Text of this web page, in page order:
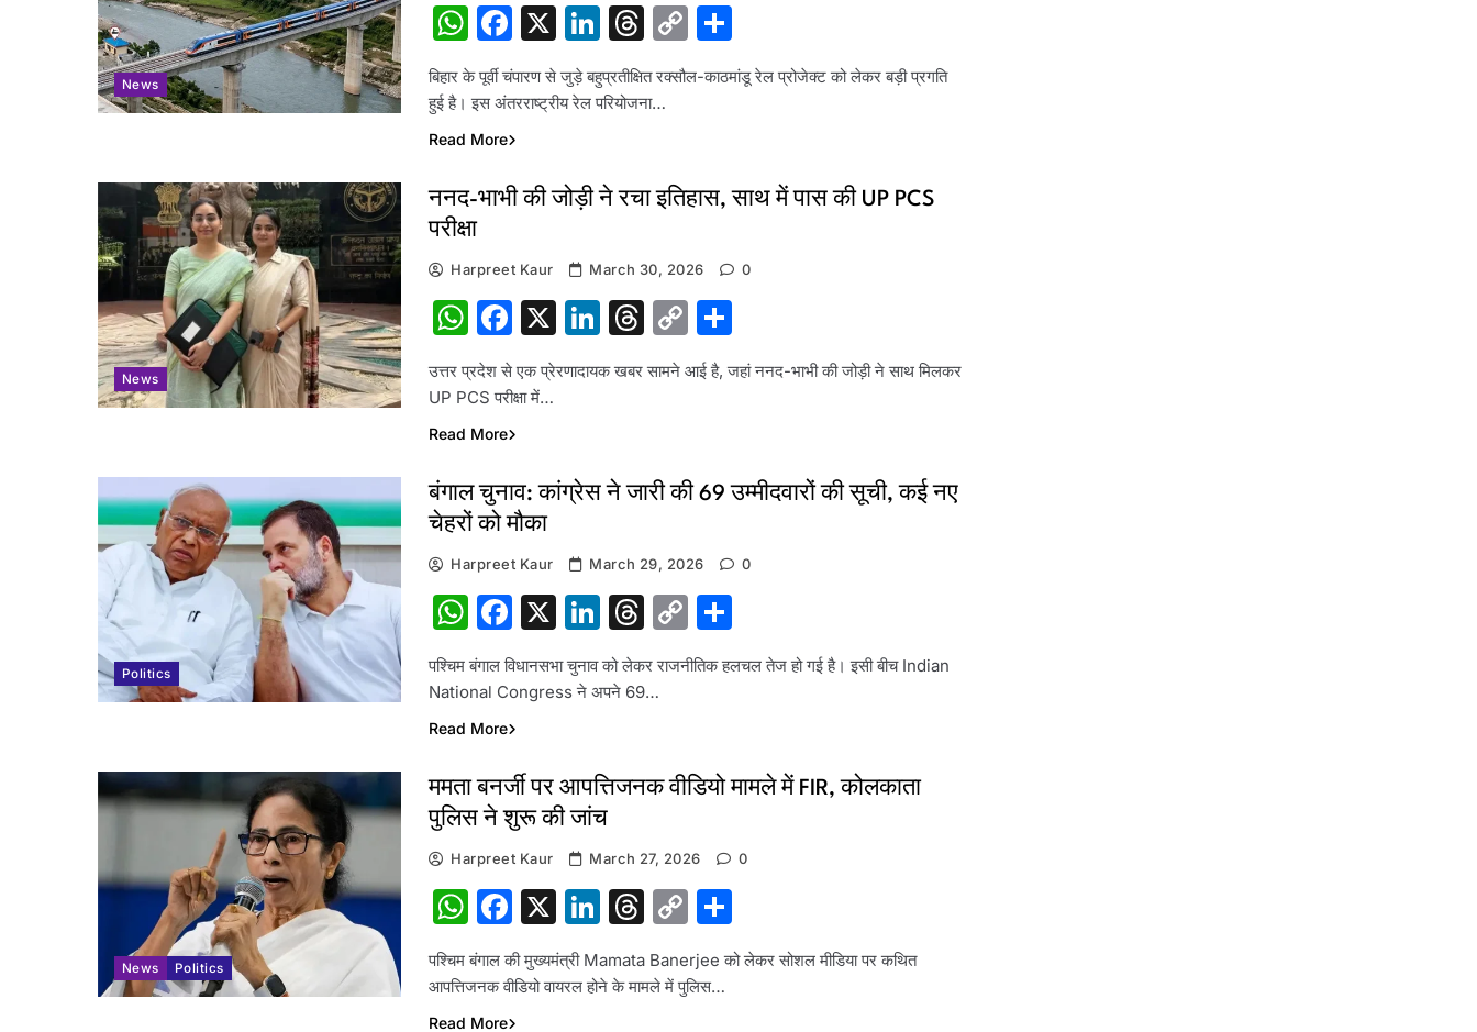
News
WhatsApp
Facebook
X LinkedIn
Threads
Copy
Link
Share
बिहार के पूर्वी चंपारण से जुड़े बहुप्रतीक्षित रक्सौल-काठमांडू रेल प्रोजेक्ट को लेकर बड़ी प्रगति
हुई है। इस अंतरराष्ट्रीय रेल परियोजना…
Read More
News
ननद-भाभी की जोड़ी ने रचा इतिहास, साथ में पास की UP PCS
परीक्षा
Harpreet Kaur March 30, 2026 0
WhatsApp
Facebook
X LinkedIn
Threads
Copy
Link
Share
उत्तर प्रदेश से एक प्रेरणादायक खबर सामने आई है, जहां ननद-भाभी की जोड़ी ने साथ मिलकर
UP PCS परीक्षा में…
Read More
Politics
बंगाल चुनाव: कांग्रेस ने जारी की 69 उम्मीदवारों की सूची, कई नए
चेहरों को मौका
Harpreet Kaur March 29, 2026 0
WhatsApp
Facebook
X LinkedIn
Threads
Copy
Link
Share
पश्चिम बंगाल विधानसभा चुनाव को लेकर राजनीतिक हलचल तेज हो गई है। इसी बीच Indian
National Congress ने अपने 69…
Read More
News Politics
ममता बनर्जी पर आपत्तिजनक वीडियो मामले में FIR, कोलकाता
पुलिस ने शुरू की जांच
Harpreet Kaur March 27, 2026 0
WhatsApp
Facebook
X LinkedIn
Threads
Copy
Link
Share
पश्चिम बंगाल की मुख्यमंत्री Mamata Banerjee को लेकर सोशल मीडिया पर कथित
आपत्तिजनक वीडियो वायरल होने के मामले में पुलिस…
Read More